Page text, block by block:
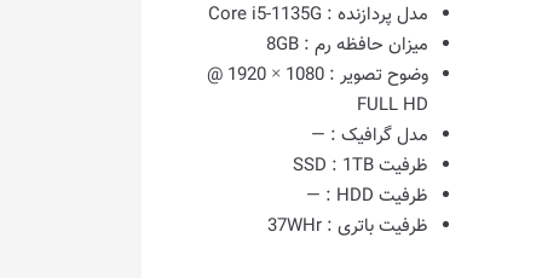
مدل پردازنده : Core i5-1135G
میزان حافظه رم : 8GB
وضوح تصویر :
1080 × 1920 @
FULL HD
مدل گرافیک : —
ظرفیت SSD :1TB
ظرفیت HDD :
—
ظرفیت باتری : 37WHr